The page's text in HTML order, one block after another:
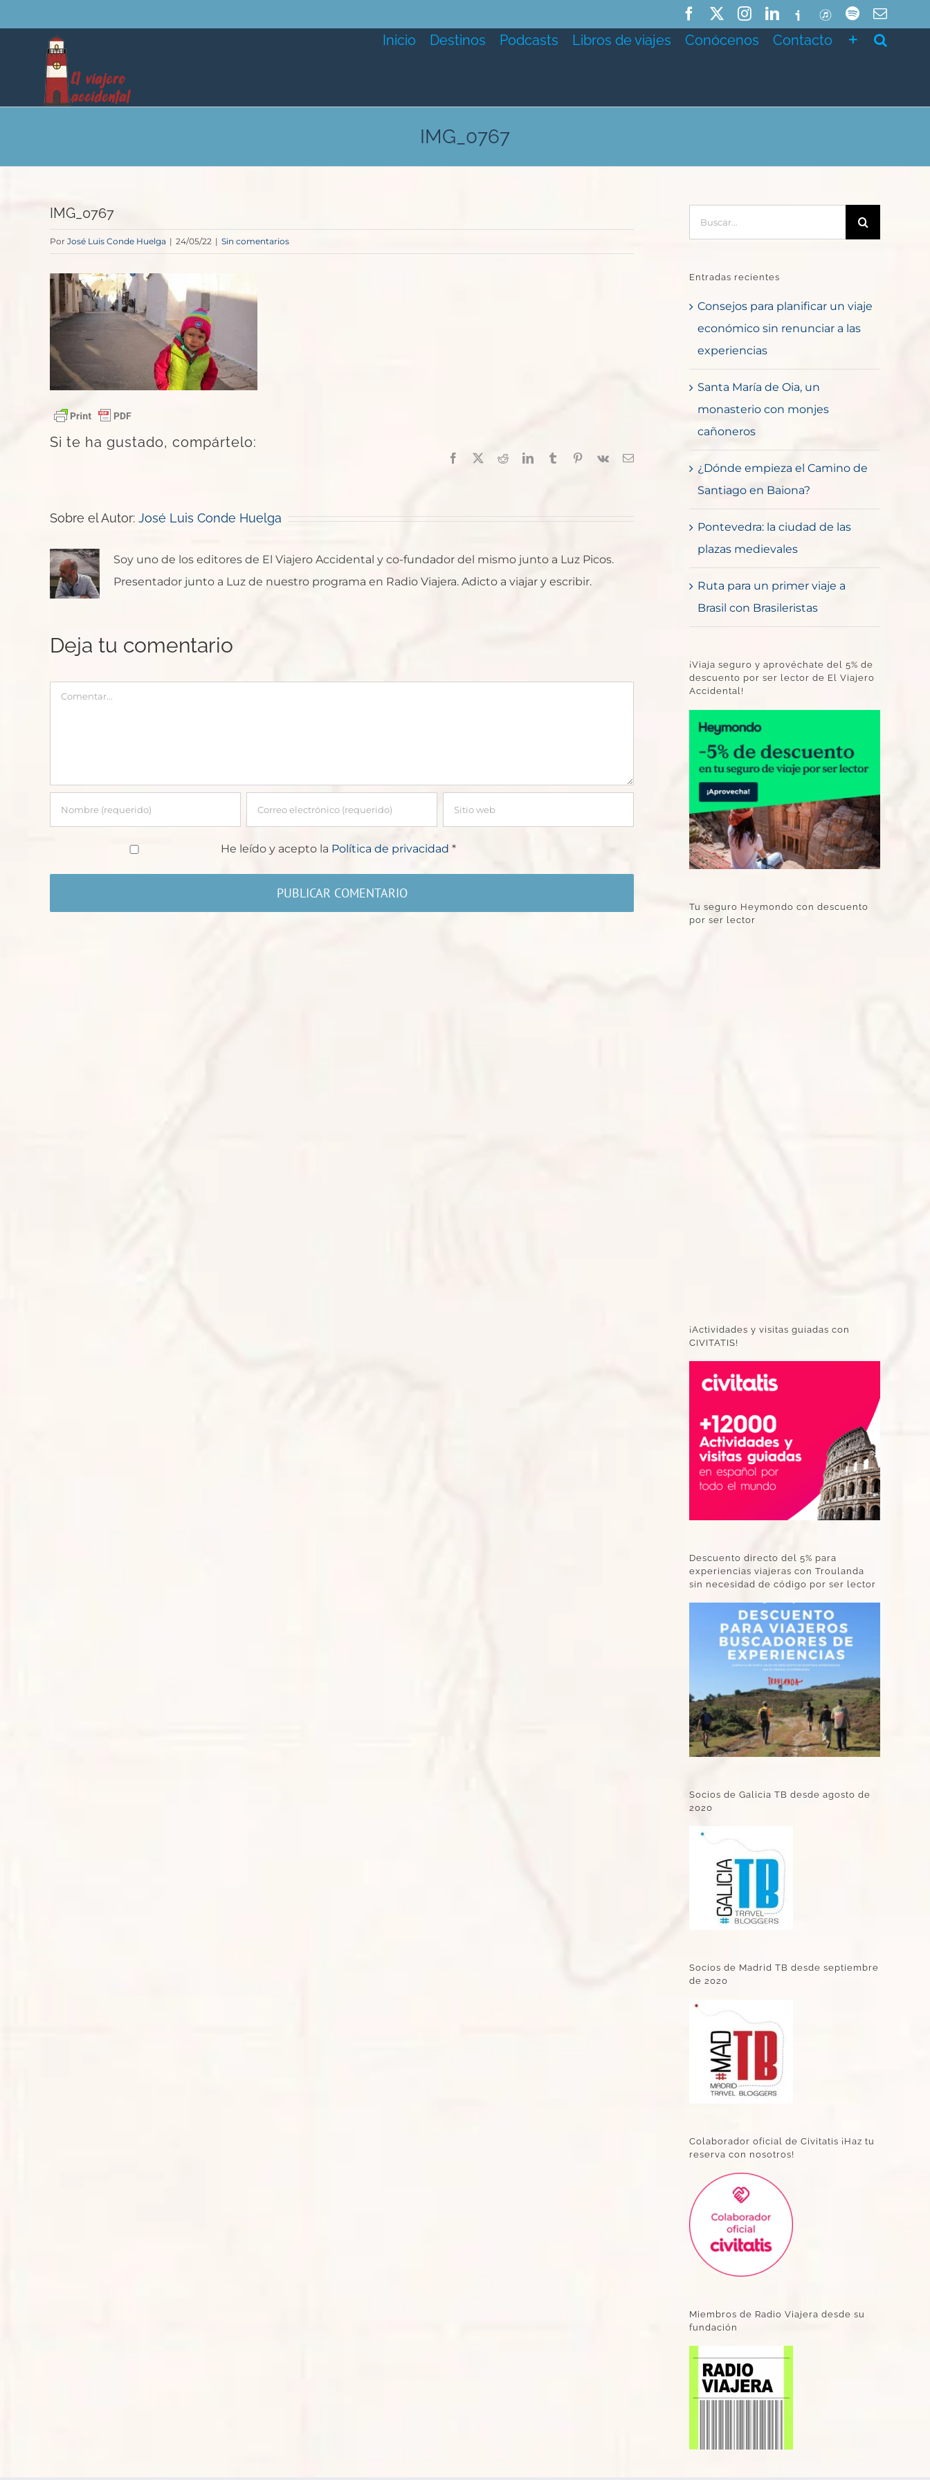
al
contenido
FacebookInstagramLinkedIn
IvooxITunesSpotifyCorreo
Inicio Destinos Podcasts Libros de viajes Conócenos Contacto
IMG_0767
IMG_0767
Por José Luis Conde Huelga | 24/05/22 | Sin comentarios
Si te ha gustado, compártelo:
Facebook RedditLinkedInTumblr Pinterest
Vk
Correo
Sobre el Autor: José Luis Conde Huelga
Soy uno de los editores de El Viajero Accidental y co-fundador del mismo junto a Luz Picos.
Presentador junto a Luz de nuestro programa en Radio Viajera. Adicto a viajar y escribir.
Deja tu comentario
Comentar
He leído y acepto la Política de privacidad*
Entradas recientes
Consejos para planificar un viaje
económico sin renunciar a las
experiencias
Santa María de Oia, un
monasterio con monjes
cañoneros
¿Dónde empieza el Camino de
Santiago en Baiona?
Pontevedra: la ciudad de las
plazas medievales
Ruta para un primer viaje a
Brasil con Brasileristas
¡Viaja seguro y aprovéchate del 5% de
descuento por ser lector de El Viajero
Accidental!
Tu seguro Heymondo con descuento
por ser lector
¡Actividades y visitas guiadas con
CIVITATIS!
Descuento directo del 5% para
experiencias viajeras con Troulanda
sin necesidad de código por ser lector
Socios de Galicia TB desde agosto de
2020
Socios de Madrid TB desde septiembre
de 2020
Colaborador oficial de Civitatis ¡Haz tu
reserva con nosotros!
Miembros de Radio Viajera desde su
fundación